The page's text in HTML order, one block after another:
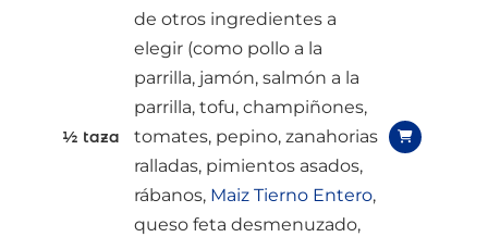
½ taza
de otros ingredientes a
elegir (como pollo a la
parrilla, jamón, salmón a la
parrilla, tofu, champiñones,
tomates, pepino, zanahorias
ralladas, pimientos asados,
rábanos, Maiz Tierno Entero,
queso feta desmenuzado,